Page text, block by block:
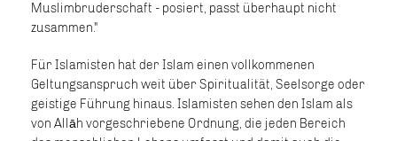
Muslimbruderschaft - posiert, passt überhaupt nicht
zusammen."
Für Islamisten hat der Islam einen vollkommenen
Geltungsanspruch weit über Spiritualität, Seelsorge oder
geistige Führung hinaus. Islamisten sehen den Islam als
von Allāh vorgeschriebene Ordnung, die jeden Bereich